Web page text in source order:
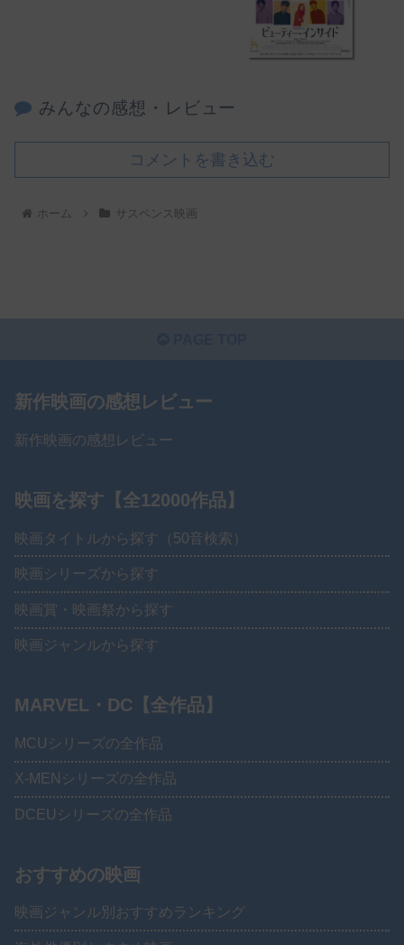
みんなの感想・レビュー
コメントを書き込む
ホーム サスペンス映画
新作映画の感想レビュー
新作映画の感想レビュー
映画を探す【全12000作品】
映画タイトルから探す（50音検索）
映画シリーズから探す
映画賞・映画祭から探す
映画ジャンルから探す
MARVEL・DC【全作品】
MCUシリーズの全作品
X-MENシリーズの全作品
DCEUシリーズの全作品
おすすめの映画
映画ジャンル別おすすめランキング